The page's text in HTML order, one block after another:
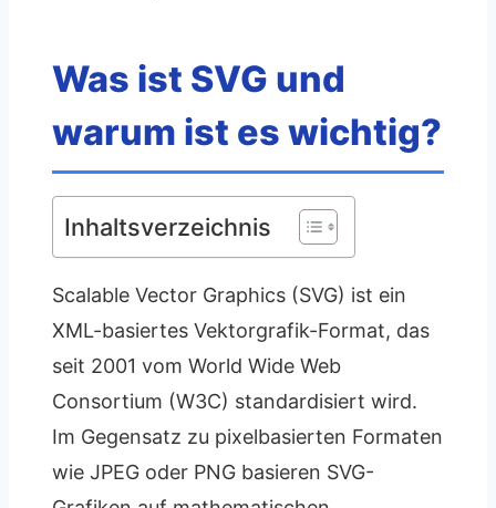
Was ist SVG und
warum ist es wichtig?
Inhaltsverzeichnis
Scalable Vector Graphics (SVG) ist ein
XML-basiertes Vektorgrafik-Format, das
seit 2001 vom World Wide Web
Consortium (W3C) standardisiert wird.
Im Gegensatz zu pixelbasierten Formaten
wie JPEG oder PNG basieren SVG-